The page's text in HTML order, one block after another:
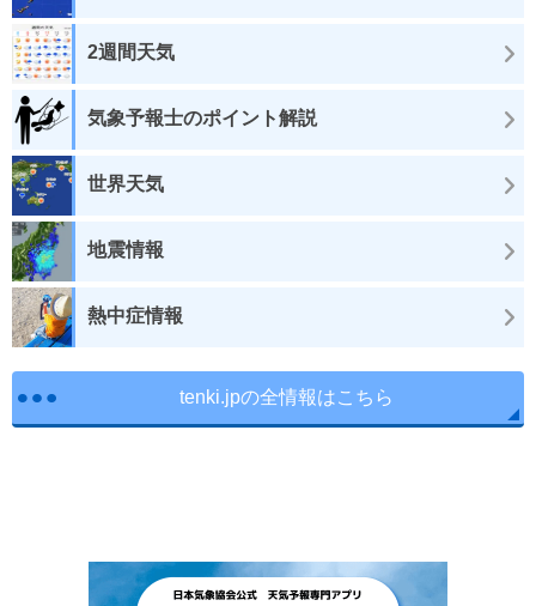
2週間天気
気象予報士のポイント解説
世界天気
地震情報
熱中症情報
tenki.jpの全情報はこちら